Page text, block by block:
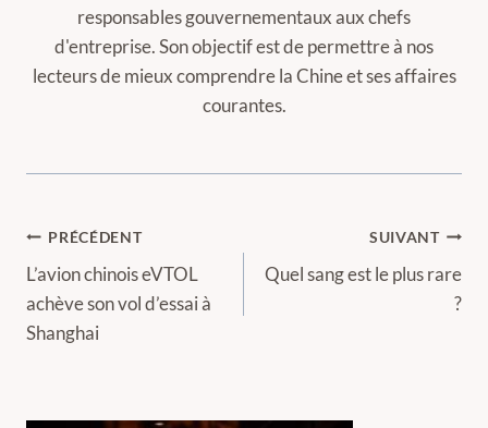
responsables gouvernementaux aux chefs
d'entreprise. Son objectif est de permettre à nos
lecteurs de mieux comprendre la Chine et ses affaires
courantes.
Navigation
de
l’article
PRÉCÉDENT
L’avion chinois eVTOL
achève son vol d’essai à
Shanghai
SUIVANT
Quel sang est le plus rare
?